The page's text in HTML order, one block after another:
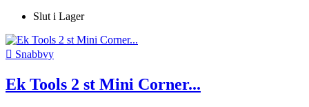
Slut i Lager
 Snabbvy
Ek Tools 2 st Mini Corner...